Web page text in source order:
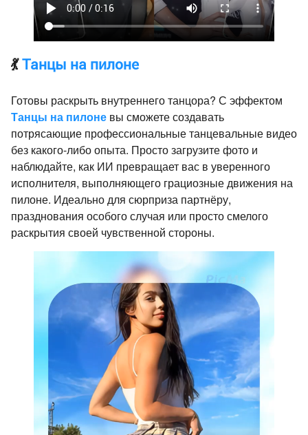
💃Танцы на пилоне
Готовы раскрыть внутреннего танцора? С эффектом
Танцы на пилоне вы сможете создавать
потрясающие профессиональные танцевальные видео
без какого-либо опыта. Просто загрузите фото и
наблюдайте, как ИИ превращает вас в уверенного
исполнителя, выполняющего грациозные движения на
пилоне. Идеально для сюрприза партнёру,
празднования особого случая или просто смелого
раскрытия своей чувственной стороны.